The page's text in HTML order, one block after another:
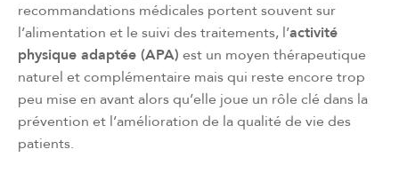
recommandations médicales portent souvent sur
l’alimentation et le suivi des traitements, l’activité
physique adaptée (APA) est un moyen thérapeutique
naturel et complémentaire mais qui reste encore trop
peu mise en avant alors qu’elle joue un rôle clé dans la
prévention et l’amélioration de la qualité de vie des
patients.